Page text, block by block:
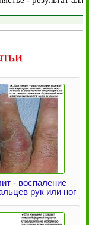
- воспаление
рук или ног